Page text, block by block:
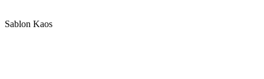
Sablon Kaos